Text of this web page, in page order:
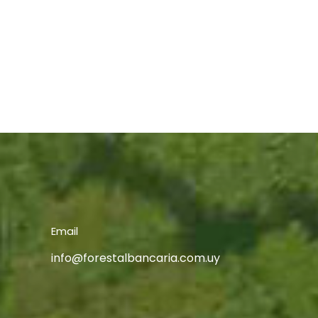
Email
info@forestalbancaria.com.uy